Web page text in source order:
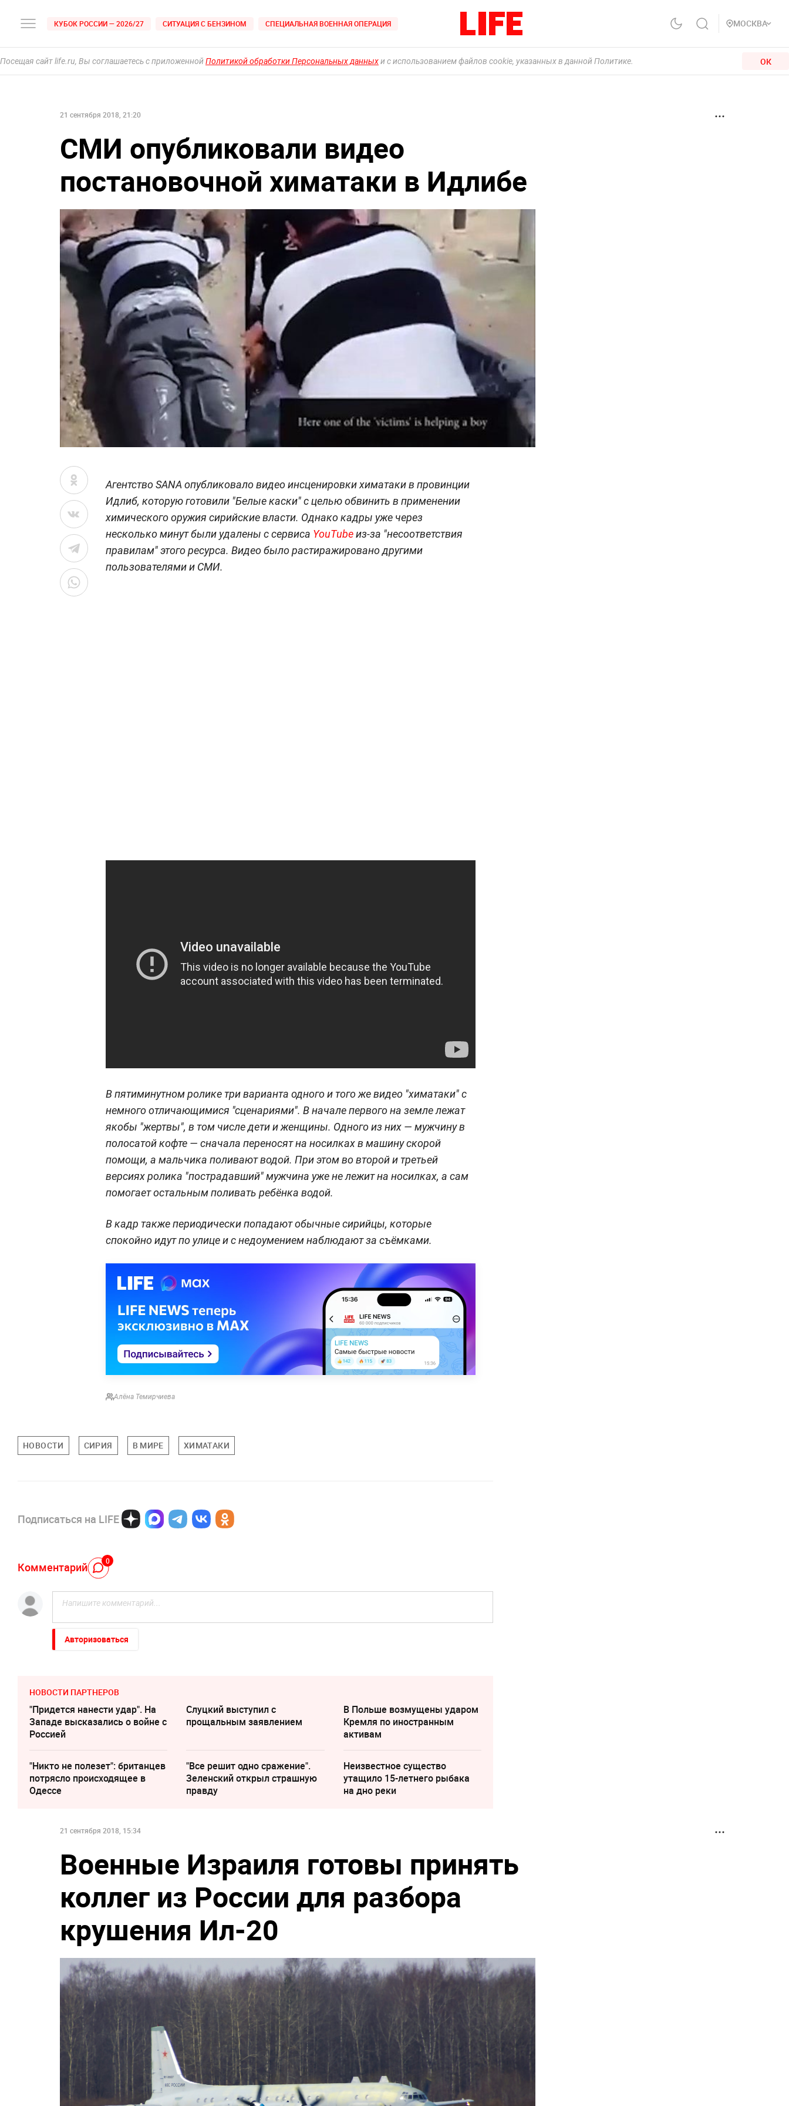
КУБОК РОССИИ — 2026/27 СИТУАЦИЯ С БЕНЗИНОМ СПЕЦИАЛЬНАЯ ВОЕННАЯ ОПЕРАЦИЯ МОСКВА
Посещая сайт life.ru, Вы соглашаетесь с приложеннойПолитикой обработки Персональных данныхи с использованием файлов cookie, указанных в данной Политике. ОК
21 сентября 2018, 21:20
СМИ опубликовали видео
постановочной химатаки в Идлибе
Агентство SANA опубликовало видео инсценировки химатаки в провинции
Идлиб, которую готовили "Белые каски" с целью обвинить в применении
химического оружия сирийские власти. Однако кадры уже через
несколько минут были удалены с сервиса YouTubeиз-за "несоответствия
правилам" этого ресурса. Видео было растиражировано другими
пользователями и СМИ.
В пятиминутном ролике три варианта одного и того же видео "химатаки" с
немного отличающимися "сценариями". В начале первого на земле лежат
якобы "жертвы", в том числе дети и женщины. Одного из них — мужчину в
полосатой кофте — сначала переносят на носилках в машину скорой
помощи, а мальчика поливают водой. При этом во второй и третьей
версиях ролика "пострадавший" мужчина уже не лежит на носилках, а сам
помогает остальным поливать ребёнка водой.
В кадр также периодически попадают обычные сирийцы, которые
спокойно идут по улице и с недоумением наблюдают за съёмками.
Алёна Темирчиева
НОВОСТИ СИРИЯ В МИРЕ ХИМАТАКИ
Подписаться на LIFE
Комментарий 0
Авторизоваться
НОВОСТИ ПАРТНЕРОВ
"Придется нанести удар". На
Западе высказались о войне с
Россией
Слуцкий выступил с
прощальным заявлением
В Польше возмущены ударом
Кремля по иностранным
активам
"Никто не полезет": британцев
потрясло происходящее в
Одессе
"Все решит одно сражение".
Зеленский открыл страшную
правду
Неизвестное существо
утащило 15-летнего рыбака
на дно реки
21 сентября 2018, 15:34
Военные Израиля готовы принять
коллег из России для разбора
крушения Ил-20